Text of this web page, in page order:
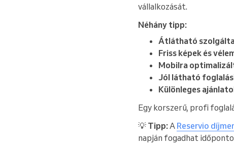
vállalkozását.
Néhány tipp:
Átlátható
Friss képek és
Mobilra
Jól látható
Különleges
Egy korszerű, profi
💡 Tipp: A Reservio
napján fogadhat